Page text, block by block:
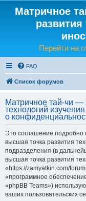
Матричное
развития
Перейти на
FAQ
Список форумов
Матричное тай-чи —
технологий
о
Это соглашение подробно
высшая точка развития
подразделения (в
высшая точка развития
«https://zamyatkin.com/
«программное
«phpBB Teams»)
ваших пользовательских